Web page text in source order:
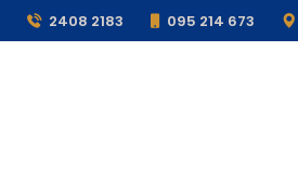
2408 2183 095 214 673